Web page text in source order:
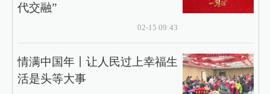
代交融”
02-15 09:43
情满中国年丨让人民过上幸福生
活是头等大事